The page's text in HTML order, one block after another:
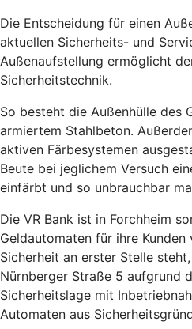
Die Entscheidung für einen
aktuellen Sicherheits- und
Außenaufstellung ermöglicht
Sicherheitstechnik.
So besteht die Außenhülle des
armiertem Stahlbeton.
aktiven Färbesystemen
Beute bei jeglichem Versuch
einfärbt und so unbrauchbar
Die VR Bank ist in Forchheim
Geldautomaten für ihre
Sicherheit an erster Stelle
Nürnberger Straße 5 aufgrund
Sicherheitslage mit
Automaten aus